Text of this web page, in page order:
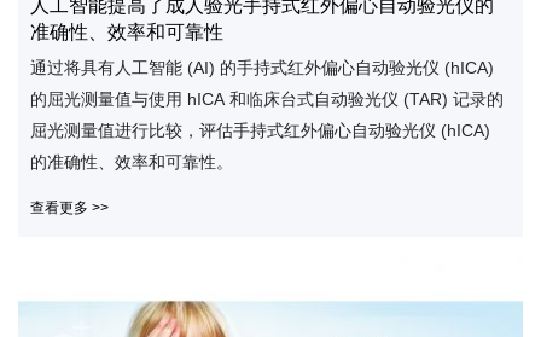
人工智能提高了成人验光手持式红外偏心自动验光仪的
准确性、效率和可靠性
通过将具有人工智能 (AI) 的手持式红外偏心自动验光仪 (hICA)
的屈光测量值与使用 hICA 和临床台式自动验光仪 (TAR) 记录的
屈光测量值进行比较，评估手持式红外偏心自动验光仪 (hICA)
的准确性、效率和可靠性。
查看更多 >>